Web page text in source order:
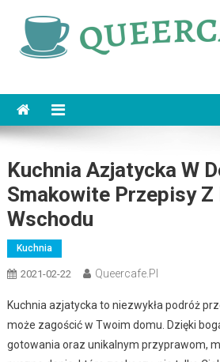
content
Kuchnia Azjatycka W
Smakowite Przepisy Z
Wschodu
Kuchnia
2021-02-22 Queercafe.pl
Kuchnia azjatycka to niezwykła podróż
może zagościć w Twoim domu. Dzięki
gotowania oraz unikalnym przyprawom,